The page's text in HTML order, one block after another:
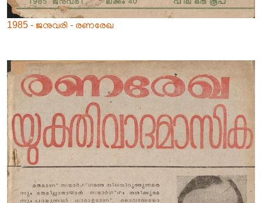
1985 - ജനുവരി - രണരേഖ